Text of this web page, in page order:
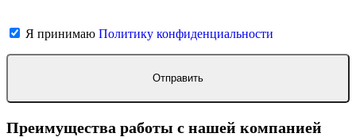
Я принимаю Политику конфиденциальности
Преимущества работы с нашей компанией